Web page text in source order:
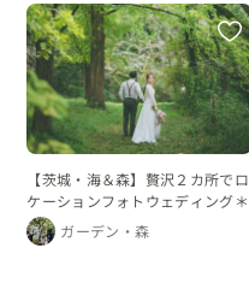
【茨城・海＆森】贅沢２カ所でロ
ケーションフォトウェディング＊
ガーデン・森